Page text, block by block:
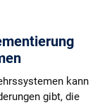
kann
gibt, die